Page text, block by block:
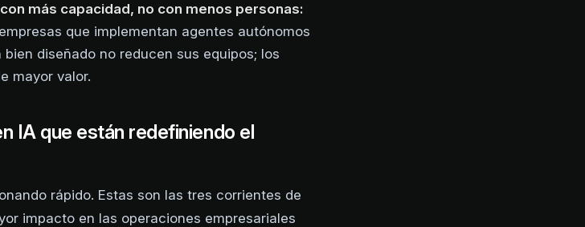
más capacidad, no con menos personas:
que implementan agentes autónomos
diseñado no reducen sus equipos; los
mayor valor.
IA que están redefiniendo el
rápido. Estas son las tres corrientes de
impacto en las operaciones empresariales